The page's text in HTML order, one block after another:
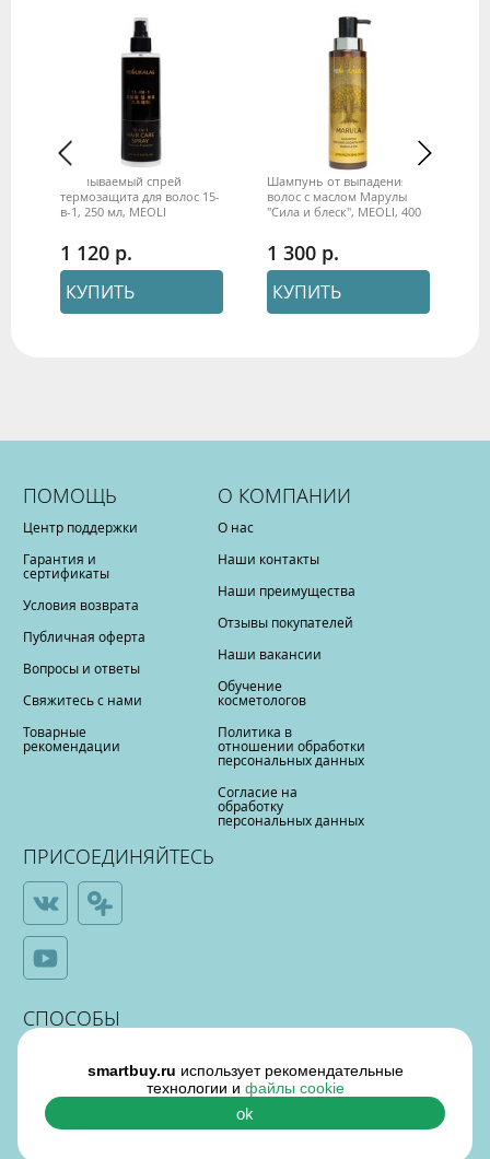
Несмываемый спрей
термозащита для волос 15-
в-1, 250 мл, MEOLI
1 120
КУПИТЬ
Шампунь от выпадения
волос с маслом Марулы
"Сила и блеск", MEOLI, 400
1 300
КУПИТЬ
ПОМОЩЬ
Центр поддержки
Гарантия и
сертификаты
Условия возврата
Публичная оферта
Вопросы и ответы
Свяжитесь с нами
Товарные
рекомендации
О КОМПАНИИ
О нас
Наши контакты
Наши преимущества
Отзывы покупателей
Наши вакансии
Обучение
косметологов
Политика в
отношении обработки
персональных данных
Согласие на
обработку
персональных данных
ПРИСОЕДИНЯЙТЕСЬ
СПОСОБЫ
ОПЛАТЫ
smartbuy.ru использует рекомендательные
технологии и файлы cookie
ok